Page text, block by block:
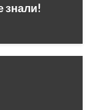
знали!